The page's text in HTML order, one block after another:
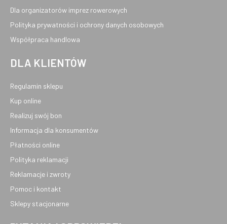
Dla organizatorów imprez rowerowych
Polityka prywatności i ochrony danych osobowych
Współpraca handlowa
DLA KLIENTÓW
Regulamin sklepu
Kup online
Realizuj swój bon
Informacja dla konsumentów
Płatności online
Polityka reklamacji
Reklamacje i zwroty
Pomoc i kontakt
Sklepy stacjonarne